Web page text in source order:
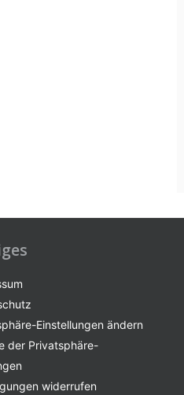
Einstellungen ändern
der Privatsphäre-
widerrufen